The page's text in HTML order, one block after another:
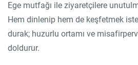
Ege mutfağı ile ziyaretçilere
Hem dinlenip hem de keşfetmek
durak; huzurlu ortamı ve
doldurur.